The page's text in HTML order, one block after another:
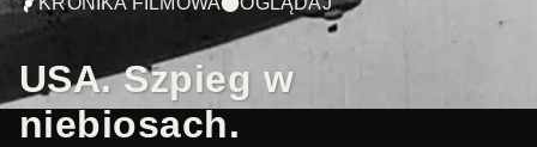
USA. Szpieg w
niebiosach.